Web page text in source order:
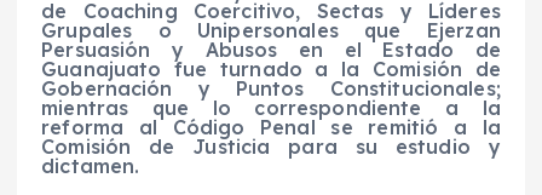
de Coaching Coercitivo, Sectas y Líderes
Grupales o Unipersonales que Ejerzan
Persuasión y Abusos en el Estado de
Guanajuato fue turnado a la Comisión de
Gobernación y Puntos Constitucionales;
mientras que lo correspondiente a la
reforma al Código Penal se remitió a la
Comisión de Justicia para su estudio y
dictamen.